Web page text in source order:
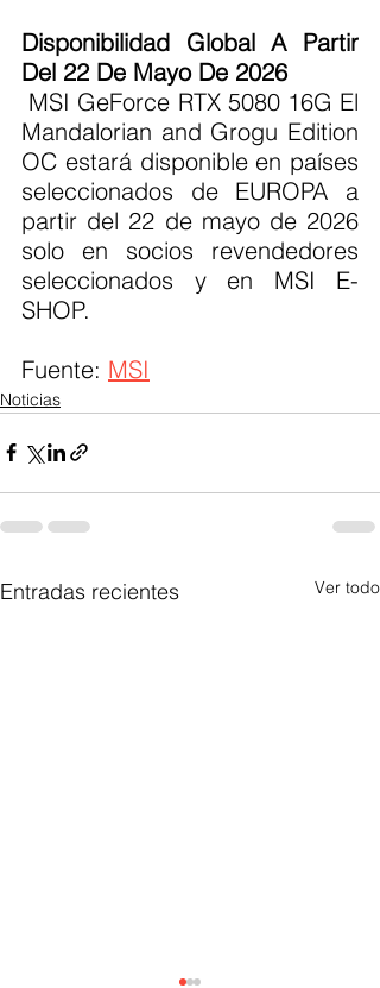
Disponibilidad Global A Partir
Del 22 De Mayo De 2026
Mandalorian and Grogu Edition
OC estará disponible en países
seleccionados de EUROPA a
partir del 22 de mayo de 2026
solo en socios revendedores
seleccionados y en MSI E-
SHOP.
Fuente: MSI
Noticias
Entradas recientes Ver todo